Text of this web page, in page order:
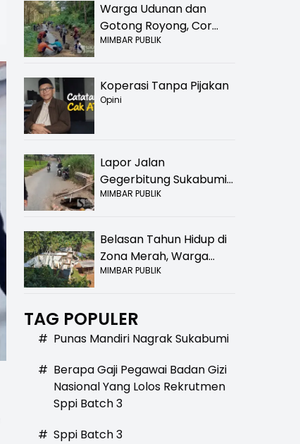
Warga Udunan dan
Gotong Royong, Cor
Jalan Hancur di
MIMBAR PUBLIK
Koperasi Tanpa Pijakan
Opini
Lapor Jalan
Gegerbitung Sukabumi
Bolong! Bahaya Bagi
MIMBAR PUBLIK
Belasan Tahun Hidup di
Zona Merah, Warga
Kampung Nangewer
Relokasi
MIMBAR PUBLIK
TAG POPULER
# Punas Mandiri Nagrak Sukabumi
# Berapa Gaji Pegawai Badan Gizi
Nasional Yang Lolos Rekrutmen
Sppi Batch 3
# Sppi Batch 3